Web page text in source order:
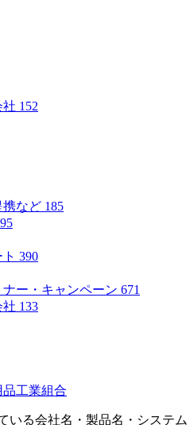
社 152
携など 185
390
ー・キャンペーン 671
社 133
工業組合
いる会社名・製品名・システム